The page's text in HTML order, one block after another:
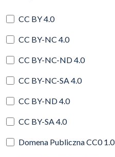
CC BY 4.0
CC BY-NC 4.0
CC BY-NC-ND 4.0
CC BY-NC-SA 4.0
CC BY-ND 4.0
CC BY-SA 4.0
Domena Publiczna CC0 1.0